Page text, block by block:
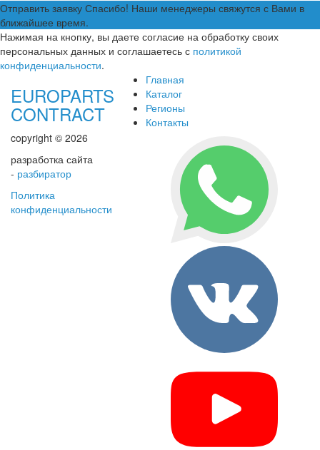
Отправить заявку Спасибо! Наши менеджеры свяжутся с Вами в
ближайшее время.
Нажимая на кнопку, вы даете согласие на обработку своих
персональных данных и соглашаетесь с политикой
конфиденциальности.
EUROPARTS
CONTRACT
copyright © 2026
разработка сайта
- разбиратор
Политика
конфиденциальности
Главная
Каталог
Регионы
Контакты